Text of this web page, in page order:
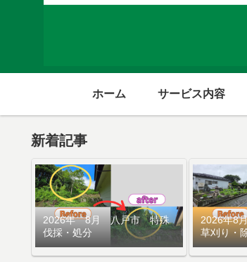
ホーム サービス内容
新着記事
2026年 8月 八戸市 特殊
伐採・処分
2026年8
草刈り・